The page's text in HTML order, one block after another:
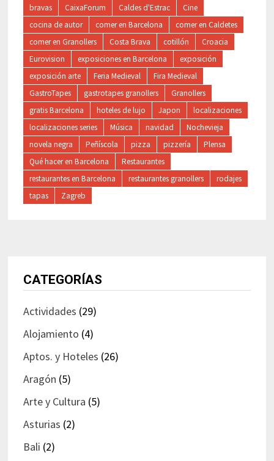
bravas CaixaForum Caldes d'Estrac
Cine
cocina de autor
comer en Barcelona
comer en Caldetes
comer en Granollers
Costa Brava cotillón
Croacia
Eurovision
exposiciones en Barcelona
exposición
exposición arte
Feria Medieval
Fira Medieval
GastroTapes
gastrotapes granollers
Granollers
gratis Barcelona
hoteles de lujo Japon
localizaciones
localizaciones series
Música navidad
Nochevieja
novela negra
Peñíscola pizza pizzería
Plensa
Qué hacer en Barcelona
Restaurantes
restaurantes en Barcelona
restaurantes granollers
rodajes
tapas
Zagreb
CATEGORÍAS
Actividades (29)
Alojamiento (4)
Aptos. y Hoteles (26)
Aragón (5)
Arte y Cultura (5)
Asturias (2)
Bali (2)